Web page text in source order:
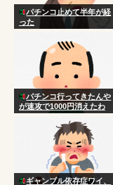
パチンコ止めて半年が経
った
パチンコ行ってきたんや
が速攻で1000円消えたわ
ギャンブル依存症ワイ、